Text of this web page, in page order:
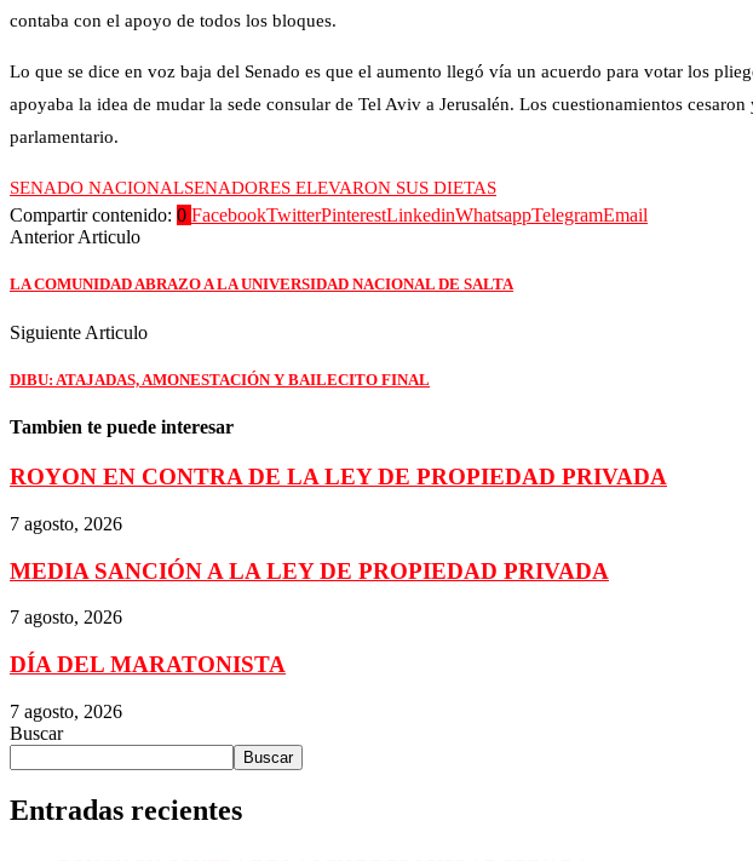
contaba con el apoyo de todos los bloques.
Lo que se dice en voz baja del Senado es que el aumento llegó vía un acuerdo para votar los
apoyaba la idea de mudar la sede consular de Tel Aviv a Jerusalén. Los cuestionamientos
parlamentario.
SENADO NACIONALSENADORES ELEVARON SUS DIETAS
Compartir contenido: 0 FacebookTwitterPinterestLinkedinWhatsappTelegramEmail
Anterior Articulo
LA COMUNIDAD ABRAZO A LA UNIVERSIDAD NACIONAL DE SALTA
Siguiente Articulo
DIBU: ATAJADAS, AMONESTACIÓN Y BAILECITO FINAL
Tambien te puede interesar
ROYON EN CONTRA DE LA LEY DE PROPIEDAD PRIVADA
7 agosto, 2026
MEDIA SANCIÓN A LA LEY DE PROPIEDAD PRIVADA
7 agosto, 2026
DÍA DEL MARATONISTA
7 agosto, 2026
Buscar
Buscar
Entradas recientes